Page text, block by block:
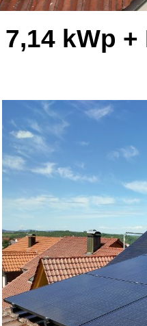
7,14 kWp +